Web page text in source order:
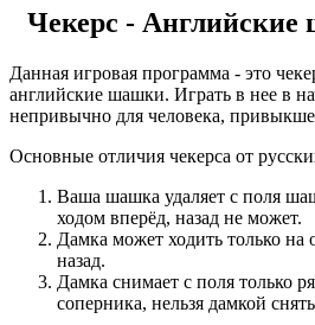
Чекерс -
Данная игровая программа - это
английские шашки. Играть в нее в
непривычно для человека,
Основные отличия чекерса от
Ваша шашка удаляет с поля
ходом вперёд, назад не может.
Дамка может ходить только на
назад.
Дамка снимает с поля только
соперника, нельзя дамкой